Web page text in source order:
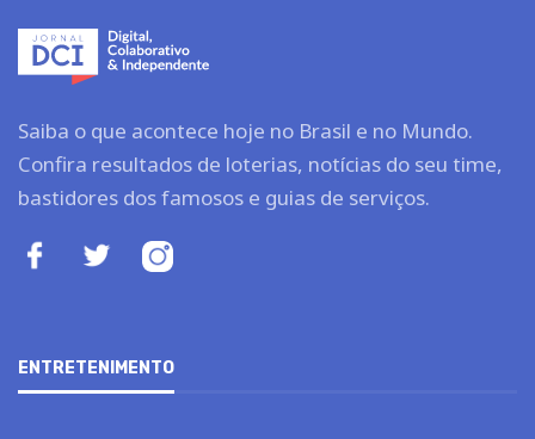
Saiba o que acontece hoje no Brasil e no Mundo.
Confira resultados de loterias, notícias do seu time,
bastidores dos famosos e guias de serviços.
ENTRETENIMENTO